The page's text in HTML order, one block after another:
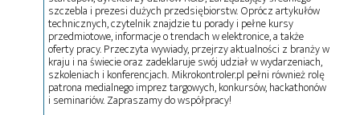
szczebla i prezesi dużych przedsiębiorstw. Oprócz artykułów
technicznych, czytelnik znajdzie tu porady i pełne kursy
przedmiotowe, informacje o trendach w elektronice, a także
oferty pracy. Przeczyta wywiady, przejrzy aktualności z branży w
kraju i na świecie oraz zadeklaruje swój udział w wydarzeniach,
szkoleniach i konferencjach. Mikrokontroler.pl pełni również rolę
patrona medialnego imprez targowych, konkursów, hackathonów
i seminariów. Zapraszamy do współpracy!